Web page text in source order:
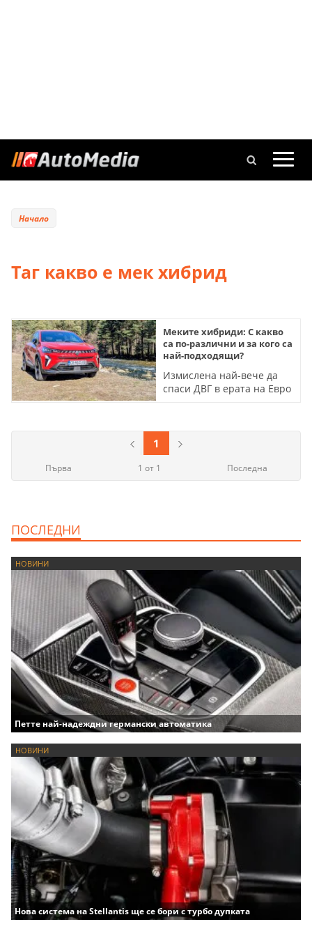
Начало
Таг какво е мек хибрид
Меките хибриди: С какво
са по-различни и за кого са
най-подходящи?
Измислена най-вече да
спаси ДВГ в ерата на Евро
собственика
1 от 1 Последна
1
Първа
ПОСЛЕДНИ
НОВИНИ
Петте най-надеждни германски автоматика
НОВИНИ
Нова система на Stellantis ще се бори с турбо дупката